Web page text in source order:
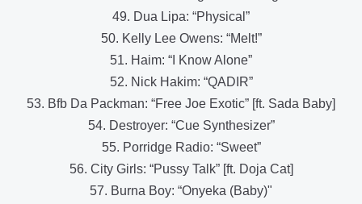
49. Dua Lipa: “Physical”
50. Kelly Lee Owens: “Melt!”
51. Haim: “I Know Alone”
52. Nick Hakim: “QADIR”
53. Bfb Da Packman: “Free Joe Exotic” [ft. Sada Baby]
54. Destroyer: “Cue Synthesizer”
55. Porridge Radio: “Sweet”
56. City Girls: “Pussy Talk” [ft. Doja Cat]
57. Burna Boy: “Onyeka (Baby)"